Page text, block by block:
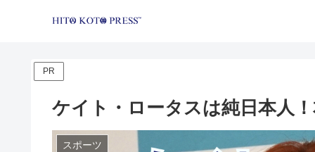
PR
ケイト・ロータスは純日本人
スポーツ